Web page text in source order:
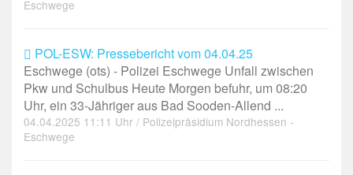
Eschwege
POL-ESW: Pressebericht vom 04.04.25
Eschwege (ots) - Polizei Eschwege Unfall zwischen
Pkw und Schulbus Heute Morgen befuhr, um 08:20
Uhr, ein 33-Jähriger aus Bad Sooden-Allend ...
04.04.2025 11:11 Uhr / Polizeipräsidium Nordhessen -
Eschwege